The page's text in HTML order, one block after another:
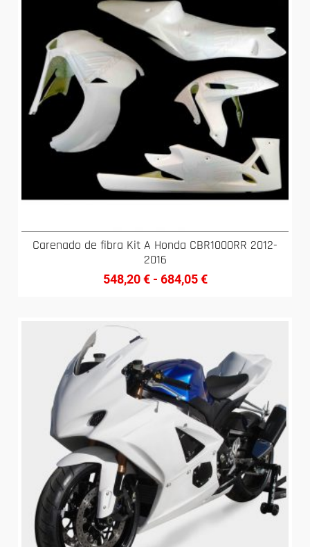
Carenado de fibra Kit A Honda CBR1000RR 2012-
2016
548,20€ - 684,05€